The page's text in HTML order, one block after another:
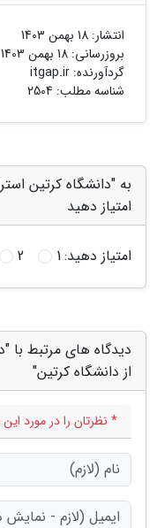
انتشار: 18 بهمن 1403
بروزرسانی: 18 بهمن 1403
گردآورنده: itgap.ir
شناسه مطلب: 2504
به "دانشگاه کرتین
امتیاز دهید
امتیاز دهید:1
2
دیدگاه های مرتبط با
از دانشگاه کرتین"
* نظرتان را در مورد این